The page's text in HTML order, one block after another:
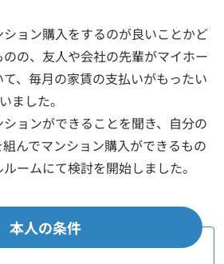
ョン購入をするのが良いことかど
の、友人や会社の先輩がマイホー
、毎月の家賃の支払いがもったい
ました。
ョンができることを聞き、自分の
んでマンション購入ができるもの
ームにて検討を開始しました。
本人の条件